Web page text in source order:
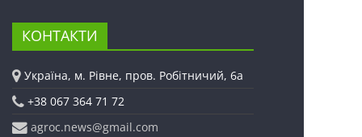
КОНТАКТИ
Україна, м. Рівне, пров. Робітничий, 6а
+38 067 364 71 72
agroc.news@gmail.com